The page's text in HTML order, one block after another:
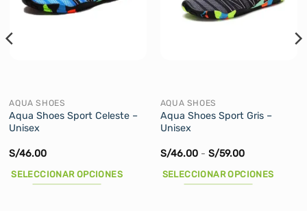
AQUA SHOES
Aqua Shoes Sport Celeste –
Unisex
S/46.00
SELECCIONAR OPCIONES
AQUA SHOES
Aqua Shoes Sport Gris –
Unisex
S/46.00 - S/59.00Rango
precios:
desde
SELECCIONAR OPCIONES